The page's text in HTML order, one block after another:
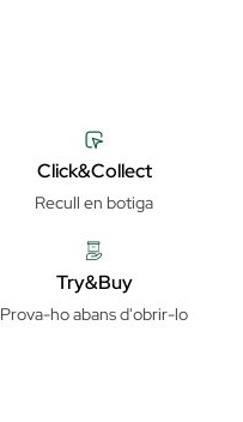
Click&Collect
Recull en botiga
Try&Buy
Prova-ho abans d'obrir-lo